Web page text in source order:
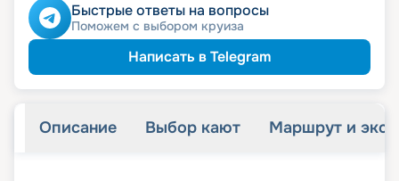
Быстрые ответы на вопросы
Поможем с выбором круиза
Написать в Telegram
Описание Выбор кают Маршрут и